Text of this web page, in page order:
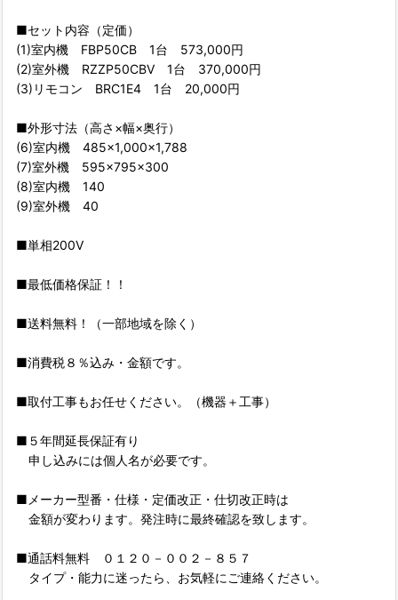
■セット内容（定価）
(1)室内機 FBP50CB 1台 573,000円
(2)室外機 RZZP50CBV 1台 370,000円
(3)リモコン BRC1E4 1台 20,000円
■外形寸法（高さ×幅×奥行）
(6)室内機 485×1,000×1,788
(7)室外機 595×795×300
(8)室内機 140
(9)室外機 40
■単相200V
■最低価格保証！！
■送料無料！（一部地域を除く）
■消費税８％込み・金額です。
■取付工事もお任せください。（機器＋工事）
■５年間延長保証有り
申し込みには個人名が必要です。
■メーカー型番・仕様・定価改正・仕切改正時は
金額が変わります。発注時に最終確認を致します。
■通話料無料 ０１２０－００２－８５７
タイプ・能力に迷ったら、お気軽にご連絡ください。